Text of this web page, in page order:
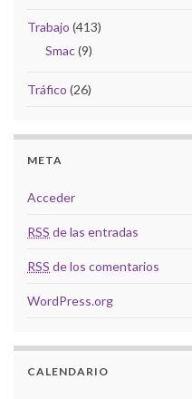
Trabajo (413)
Smac(9)
Tráfico (26)
META
Acceder
RSS de las entradas
RSS de los comentarios
WordPress.org
CALENDARIO